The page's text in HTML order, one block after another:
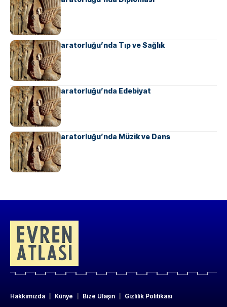
Ahameniş İmparatorluğu’nda Tıp ve Sağlık
Ahameniş İmparatorluğu’nda Edebiyat
Ahameniş İmparatorluğu’nda Müzik ve Dans
Hakkımızda Künye Bize Ulaşın Gizlilik Politikası